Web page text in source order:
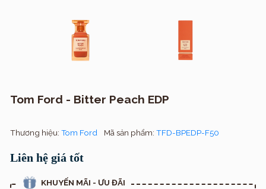
Tom Ford - Bitter Peach EDP
Thương hiệu: Tom Ford Mã sản phẩm: TFD-BPEDP-F50
Liên hệ giá tốt
KHUYẾN MÃI - ƯU ĐÃI